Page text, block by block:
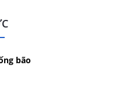
bão